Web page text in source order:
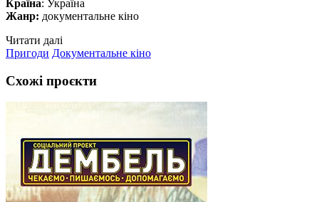
Країна: Україна
Жанр: документальне кіно
Читати далі
Пригоди Документальне кіно
Схожі проєкти